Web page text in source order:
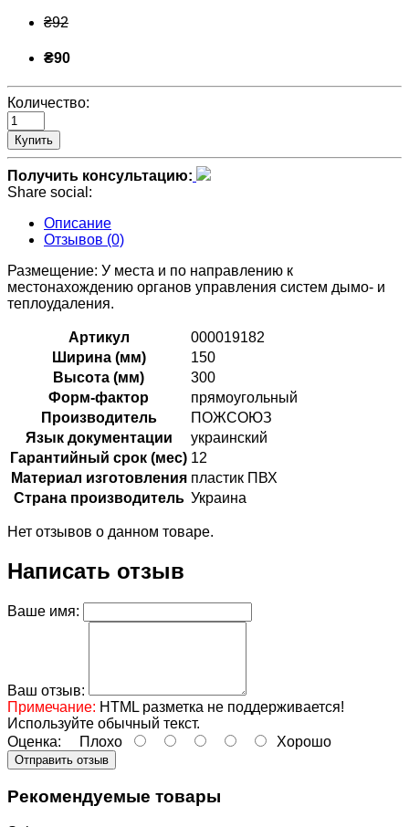
₴92
₴90
Количество:
Купить
Получить консультацию:
Share social:
Описание
Отзывов (0)
Размещение: У места и по направлению к
местонахождению органов управления систем дымо- и
теплоудаления.
Артикул
000019182
Ширина (мм)
150
Высота (мм)
300
Форм-фактор
прямоугольный
Производитель
ПОЖСОЮЗ
Язык документации
украинский
Гарантийный срок (мес) 12
Материал изготовления пластик ПВХ
Страна производитель Украина
Нет отзывов о данном товаре.
Написать отзыв
Ваше имя:
Ваш отзыв:
Примечание: HTML разметка не поддерживается!
Используйте обычный текст.
Оценка: Плохо Хорошо
Отправить отзыв
Рекомендуемые товары